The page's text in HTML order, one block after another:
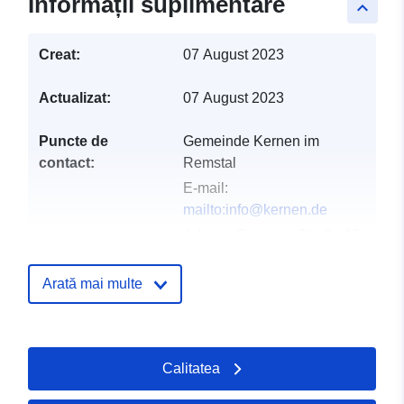
keyboard_arrow_up
Creat: 07 August 2023
Actualizat: 07 August 2023
Puncte de
contact:
Gemeinde Kernen im
Remstal
E-mail:
mailto:info@kernen.de
Adăugat la data.europa.eu:
2023
Arată mai multe
Calitatea